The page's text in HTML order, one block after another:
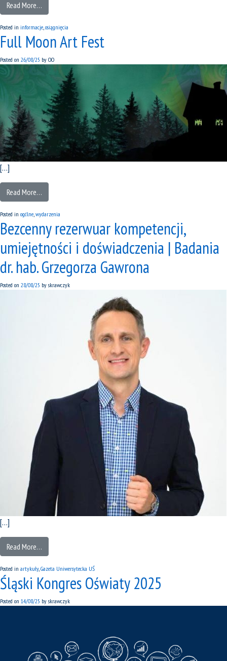
Read More…
Posted in informacje osiągnięcia
Full Moon Art Fest
Posted on 26/08/25 by OO
[…]
Read More…
Posted in ogólne,wydarzenia
Bezcenny rezerwuar kompetencji,
umiejętności i doświadczenia | Badania
dr. hab. Grzegorza Gawrona
Posted on 28/08/25 by skrawczyk
[…]
Read More…
Posted in artykuły,Gazeta Uniwersytecka UŚ
Śląski Kongres Oświaty 2025
Posted on 14/08/25 by skrawczyk